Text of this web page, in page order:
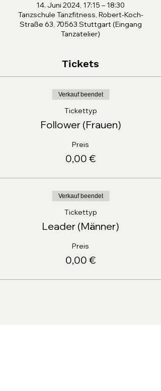
14. Juni 2024, 17:15 – 18:30
Tanzschule Tanzfitness, Robert-Koch-
Straße 63, 70563 Stuttgart (Eingang
Tanzatelier)
Tickets
Verkauf beendet
Tickettyp
Follower (Frauen)
Preis
0,00 €
Verkauf beendet
Tickettyp
Leader (Männer)
Preis
0,00 €